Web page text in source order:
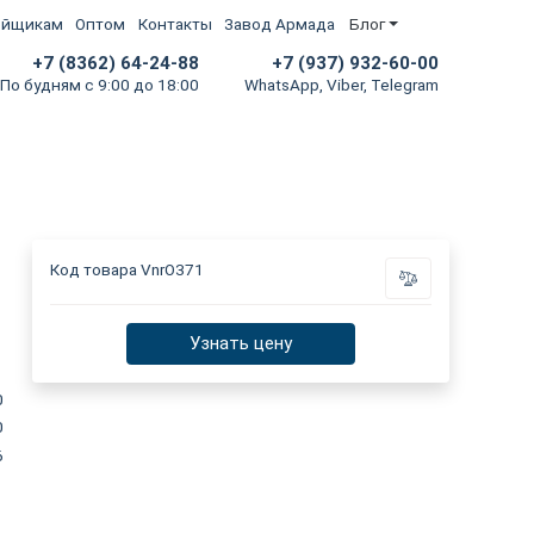
Оптом Контакты Завод Армада Блог
+7 (8362) 64-24-88
По будням с 9:00 до 18:00
+7 (937) 932-60-00
WhatsApp, Viber, Telegram
Код товара VnrO371
Узнать цену